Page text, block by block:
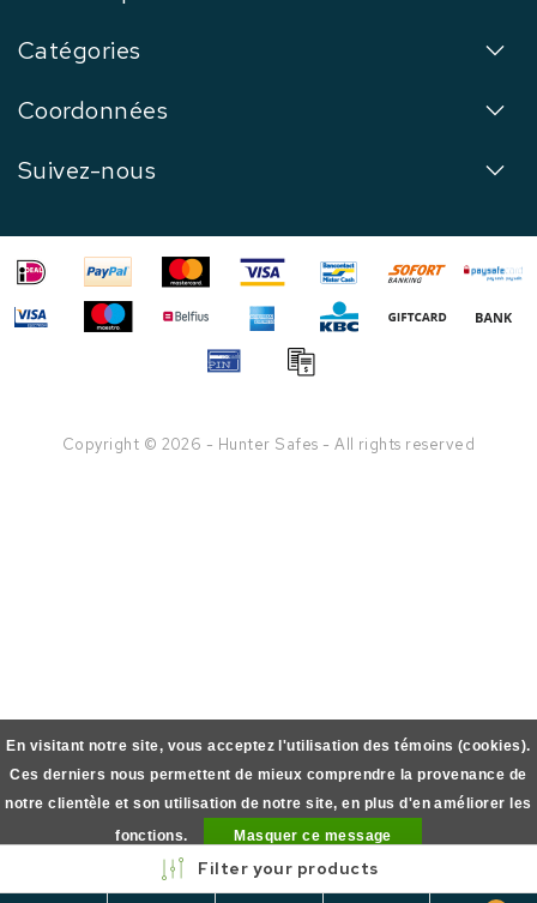
Catégories
Coordonnées
Suivez-nous
Copyright © 2026 - Hunter Safes - All rights reserved
Filter your products
En visitant notre site, vous acceptez l'utilisation des témoins (cookies).
Ces derniers nous permettent de mieux comprendre la provenance de
notre clientèle et son utilisation de notre site, en plus d'en améliorer les
fonctions.
Masquer ce message
En savoir plus sur les témoins (cookies) »